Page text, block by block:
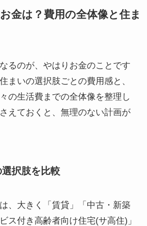
金は？費用の全体像と住ま
るのが、やはりお金のことです
まいの選択肢ごとの費用感と、
の生活費までの全体像を整理し
えておくと、無理のない計画が
択肢を比較
、大きく「賃貸」「中古・新築
ス付き高齢者向け住宅(サ高住)」